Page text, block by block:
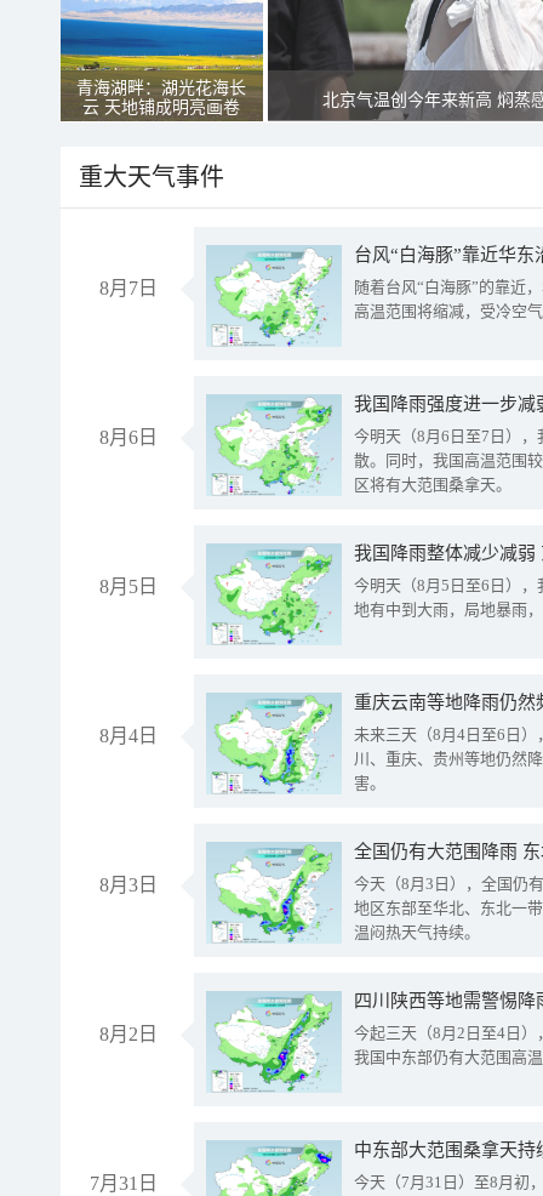
青海湖畔：湖光花海长
云 天地铺成明亮画卷
北京气温创今年来新高 焖蒸
重大天气事件
8月7日
台风“白海豚”靠近华
随着台风“白海豚”的靠近
高温范围将缩减，受冷空
8月6日
今明天（8月6日至7日）
散。同时，我国高温范围
区将有大范围桑拿天。
8月5日
我国降雨整体减少减弱
今明天（8月5日至6日）
地有中到大雨，局地暴雨
8月4日
重庆云南等地降雨仍然
未来三天（8月4日至6日
川、重庆、贵州等地仍然
害。
8月3日
全国仍有大范围降雨
今天（8月3日），全国仍
地区东部至华北、东北一
温闷热天气持续。
8月2日
今起三天（8月2日至4日
我国中东部仍有大范围高
7月31日
中东部大范围桑拿天
今天（7月31日）至8月初